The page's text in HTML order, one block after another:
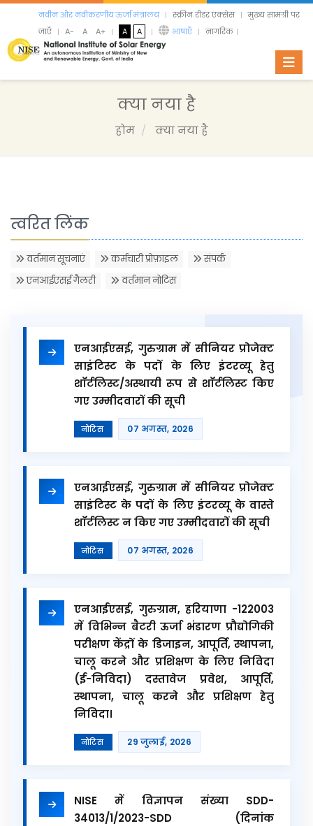
नवीन और नवीकरणीय ऊर्जा मंत्रालय स्क्रीन रीडर एक्सेस
मुख्य सामग्री पर
जाएँ
A- A A+ A A भाषाएँ नागरिक
क्या नया है
होम क्या नया है
त्वरित लिंक
वर्तमान सूचनाएं कर्मचारी प्रोफ़ाइल
संपर्क
एनआईएसई गैलरी
वर्तमान नोटिस
एनआईएसई, गुरुग्राम में सीनियर प्रोजेक्ट
साइंटिस्ट के पदों के लिए इंटरव्यू हेतु
शॉर्टलिस्ट/अस्थायी रूप से शॉर्टलिस्ट किए
गए उम्मीदवारों की सूची
नोटिस 07 अगस्त, 2026
एनआईएसई, गुरुग्राम में सीनियर प्रोजेक्ट
साइंटिस्ट के पदों के लिए इंटरव्यू के वास्ते
शॉर्टलिस्ट न किए गए उम्मीदवारों की सूची
नोटिस 07 अगस्त, 2026
एनआईएसई, गुरुग्राम, हरियाणा -122003
में विभिन्न बैटरी ऊर्जा भंडारण प्रौद्योगिकी
परीक्षण केंद्रों के डिजाइन, आपूर्ति, स्थापना,
चालू करने और प्रशिक्षण के लिए निविदा
(ई-निविदा) दस्तावेज प्रवेश, आपूर्ति,
स्थापना, चालू करने और प्रशिक्षण हेतु
निविदा।
नोटिस 29 जुलाई, 2026
NISE में विज्ञापन संख्या SDD-
34013/1/2023-SDD (दिनांक